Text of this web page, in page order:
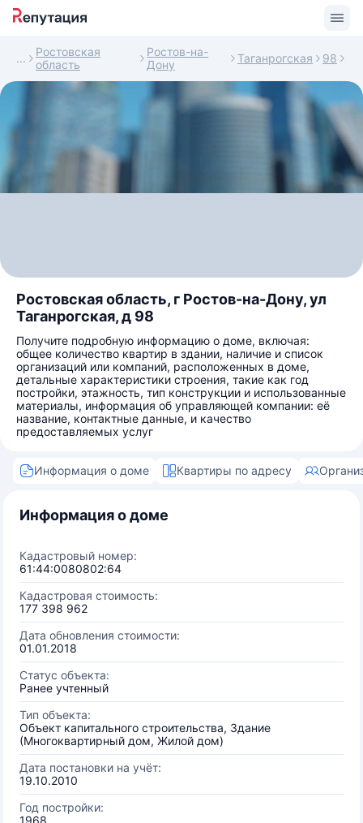
Ростовская
область
Ростов-на-
Дону
Таганрогская 98
Ростовская область, г Ростов-на-Дону, ул
Таганрогская, д 98
Получите подробную информацию о доме, включая:
общее количество квартир в здании, наличие и список
организаций или компаний, расположенных в доме,
детальные характеристики строения, такие как год
постройки, этажность, тип конструкции и использованные
материалы, информация об управляющей компании: её
название, контактные данные, и качество
предоставляемых услуг
Информация о доме Квартиры по адресу
Информация о доме
Кадастровый номер:
61:44:0080802:64
Кадастровая стоимость:
177 398 962
Дата обновления стоимости:
01.01.2018
Статус объекта:
Ранее учтенный
Тип объекта:
Объект капитального строительства, Здание
(Многоквартирный дом, Жилой дом)
Дата постановки на учёт:
19.10.2010
Год постройки:
1968